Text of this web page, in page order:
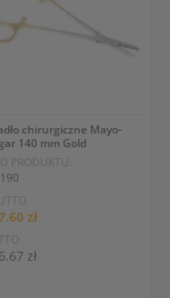
chirurgiczne Mayo-
140 mm Gold
PRODUKTU:
zł
zł